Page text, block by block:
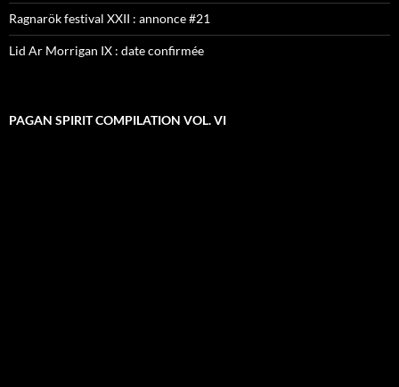
Ragnarök festival XXII : annonce #21
Lid Ar Morrigan IX : date confirmée
PAGAN SPIRIT COMPILATION VOL. VI